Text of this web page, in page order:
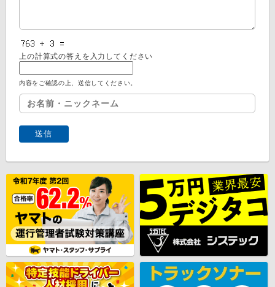
上の計算式の答えを入力してください
内容をご確認の上、送信してください。